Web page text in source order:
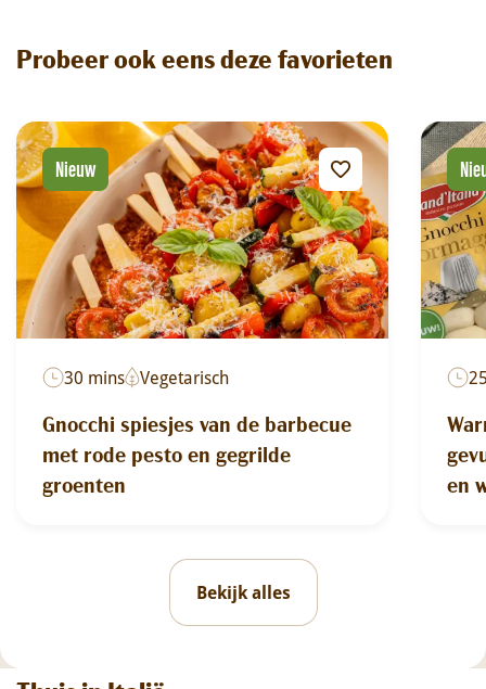
Probeer ook eens deze favorieten
Nieuw
30 mins Vegetarisch
Gnocchi spiesjes van de barbecue
met rode pesto en gegrilde
groenten
en
Bekijk alles